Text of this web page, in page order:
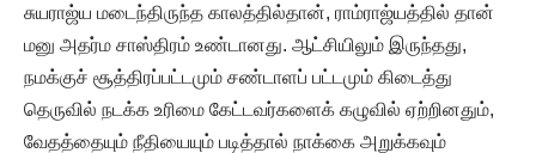
சுயராஜ்ய மடைந்திருந்த காலத்தில்தான், ராம்ராஜ்யத்தில் தான்
மனு அதர்ம சாஸ்திரம் உண்டானது. ஆட்சியிலும் இருந்தது,
நமக்குச் சூத்திரப்பட்டமும் சண்டாளப் பட்டமும் கிடைத்து
தெருவில் நடக்க உரிமை கேட்டவர்களைக் கழுவில் ஏற்றினதும்,
வேதத்தையும் நீதியையும் படித்தால் நாக்கை அறுக்கவும்